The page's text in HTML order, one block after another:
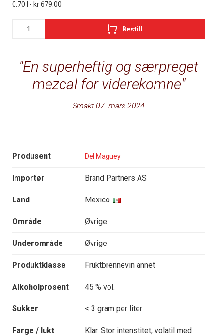
En superheftig og særpreget
mezcal for viderekomne
Smakt 07. mars 2024
Produsent Del Maguey
Importør Brand Partners AS
Land Mexico
Område Øvrige
Underområde Øvrige
Produktklasse Fruktbrennevin annet
Alkoholprosent 45 % vol.
Sukker < 3 gram per liter
Farge / lukt
Klar. Stor intenstitet, volatil med
0.70 l - kr 679.00
Bestill